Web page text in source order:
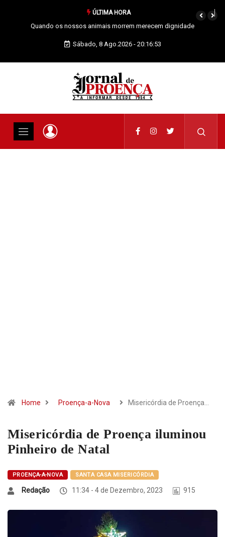
ÚLTIMA HORA
Vai Acontecer XIX Domingo Tempo Comum
Sábado, 8 Ago.2026 - 20:16:54
Home Proença-a-Nova Misericórdia de Proença…
Misericórdia de Proença iluminou
Pinheiro de Natal
PROENÇA-A-NOVA SANTA CASA MISERICÓRDIA
Redação 11:34 - 4 de Dezembro, 2023 915